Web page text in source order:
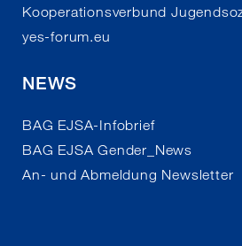
Kooperationsverbund
yes-forum.eu
NEWS
BAG EJSA-Infobrief
BAG EJSA Gender_News
An- und Abmeldung Newsletter